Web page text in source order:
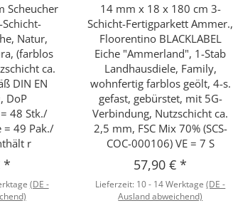
Scheucher
Natur,
(farblos
ca.
DIN EN
DoP
= 48 Stk./
= 49 Pak./
r
*
(DE -
Schnellkauf
14 mm x 18 x 180 cm 3-
Schicht-Fertigparkett Ammer.,
Floorentino BLACKLABEL
Eiche "Ammerland", 1-Stab
Landhausdiele, Family,
wohnfertig farblos geölt, 4-s.
gefast, gebürstet, mit 5G-
Verbindung, Nutzschicht ca.
2,5 mm, FSC Mix 70% (SCS-
COC-000106) VE = 7 S
57,90 €*
Lieferzeit: 10 - 14 Werktage(DE -
Ausland abweichend)